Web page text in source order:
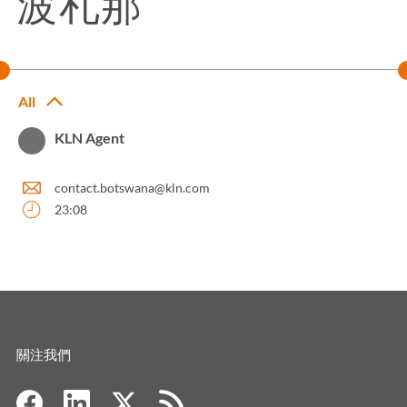
All
KLN Agent
contact.botswana@kln.com
23:08
關注我們